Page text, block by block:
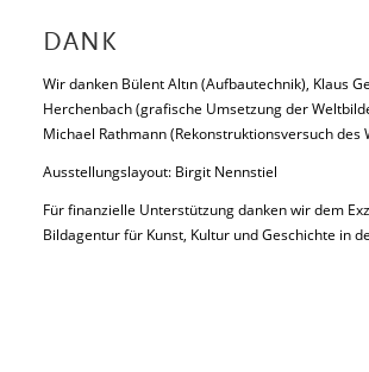
DANK
Wir danken Bülent Altın (Aufbautechnik), Klaus
Herchenbach (grafische Umsetzung der
Michael Rathmann (Rekonstruktionsversuch
Ausstellungslayout: Birgit Nennstiel
Für finanzielle Unterstützung danken wir dem
Bildagentur für Kunst, Kultur und Geschichte in